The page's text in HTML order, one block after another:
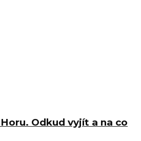
Odkud vyjít a na co